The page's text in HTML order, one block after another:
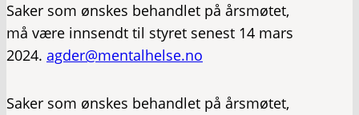
Saker som ønskes behandlet på årsmøtet,
må være innsendt til styret senest 14 mars
2024. agder@mentalhelse.no
Saker som ønskes behandlet på årsmøtet,